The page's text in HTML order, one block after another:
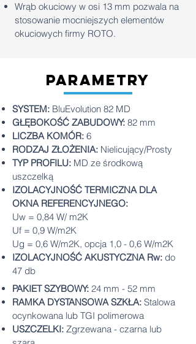
Wrąb okuciowy w osi 13 mm pozwala na
stosowanie mocniejszych elementów
okuciowych firmy ROTO.
parametry
SYSTEM: BluEvolution 82 MD
GŁĘBOKOŚĆ ZABUDOWY: 82 mm
LICZBA KOMÓR: 6
RODZAJ ZŁOŻENIA: Nielicujący/Prosty
TYP PROFILU: MD ze środkową
uszczelką
IZOLACYJNOŚĆ TERMICZNA DLA
OKNA REFERENCYJNEGO:
Uw = 0,84 W/ m2K
Uf = 0,9 W/m2K
Ug = 0,6 W/m2K, opcja 1,0 - 0,6 W/m2K
IZOLACYJNOŚĆ AKUSTYCZNA Rw: do
47 db
PAKIET SZYBOWY: 24 mm - 52 mm
RAMKA DYSTANSOWA SZKŁA: Stalowa
ocynkowana lub TGI polimerowa
USZCZELKI: Zgrzewana - czarna lub